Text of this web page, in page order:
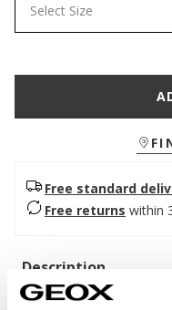
Select Size
Free standard
Free returns within
Description
A super-cushioned and